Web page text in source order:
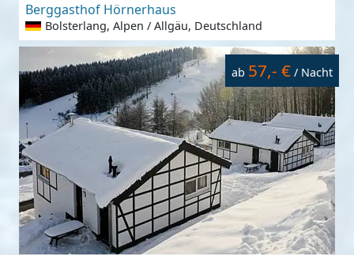
Berggasthof Hörnerhaus
Bolsterlang, Alpen / Allgäu, Deutschland
ab 57,- € / Nacht